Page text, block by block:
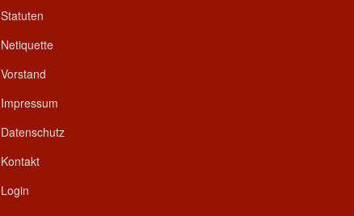
Statuten
Netiquette
Vorstand
Impressum
Datenschutz
Kontakt
Login